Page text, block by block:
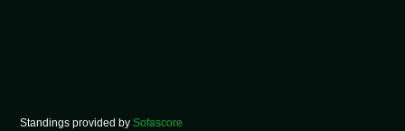
Standings provided by Sofascore